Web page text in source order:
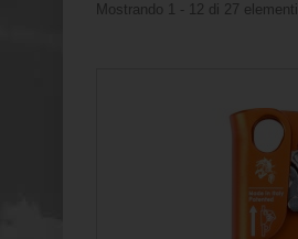
Mostrando 1 - 12 di 27 elementi